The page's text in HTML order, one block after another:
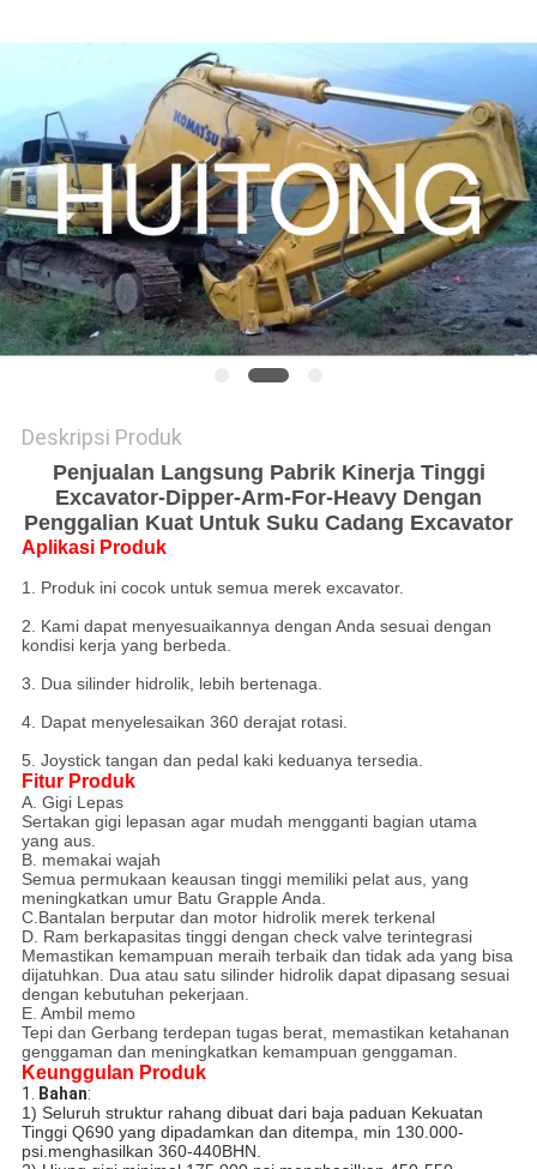
KEBIJAKAN
PRIBADI
Deskripsi Produk
Penjualan Langsung Pabrik Kinerja Tinggi
Excavator-Dipper-Arm-For-Heavy Dengan
Penggalian Kuat Untuk Suku Cadang Excavator
Aplikasi Produk
1. Produk ini cocok untuk semua merek excavator.
2. Kami dapat menyesuaikannya dengan Anda sesuai dengan
kondisi kerja yang berbeda.
3. Dua silinder hidrolik, lebih bertenaga.
4. Dapat menyelesaikan 360 derajat rotasi.
5. Joystick tangan dan pedal kaki keduanya tersedia.
Fitur Produk
A. Gigi Lepas
Sertakan gigi lepasan agar mudah mengganti bagian utama
yang aus.
B. memakai wajah
Semua permukaan keausan tinggi memiliki pelat aus, yang
meningkatkan umur Batu Grapple Anda.
C.Bantalan berputar dan motor hidrolik merek terkenal
D. Ram berkapasitas tinggi dengan check valve terintegrasi
Memastikan kemampuan meraih terbaik dan tidak ada yang bisa
dijatuhkan. Dua atau satu silinder hidrolik dapat dipasang sesuai
dengan kebutuhan pekerjaan.
E. Ambil memo
Tepi dan Gerbang terdepan tugas berat, memastikan ketahanan
genggaman dan meningkatkan kemampuan genggaman.
Keunggulan Produk
1. Bahan:
1) Seluruh struktur rahang dibuat dari baja paduan Kekuatan
Tinggi Q690 yang dipadamkan dan ditempa, min 130.000-
psi.menghasilkan 360-440BHN.